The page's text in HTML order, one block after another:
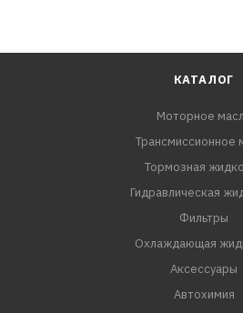
КАТАЛОГ
Моторное
Трансмиссионное
Тормозная
Гидравлическая
Фильтры
Охлаждающая
Аксессуары
Автохимия